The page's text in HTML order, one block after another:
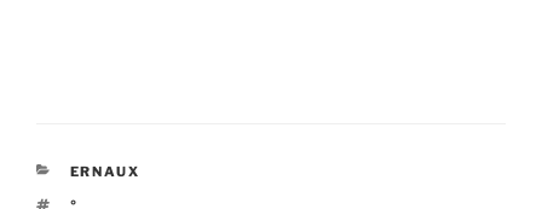
CATÉGORIES
ERNAUX